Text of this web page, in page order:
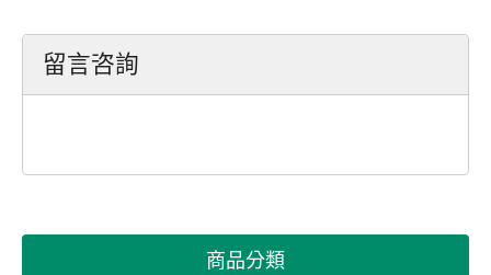
留言咨詢
商品分類